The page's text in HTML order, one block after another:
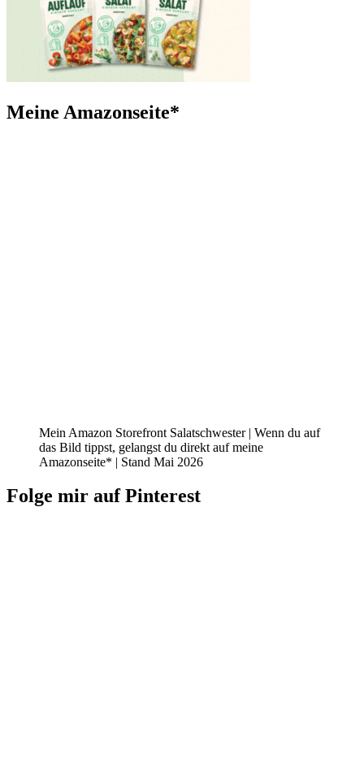
Meine Amazonseite*
Mein Amazon Storefront Salatschwester | Wenn du auf
das Bild tippst, gelangst du direkt auf meine
Amazonseite* | Stand Mai 2026
Folge mir auf Pinterest